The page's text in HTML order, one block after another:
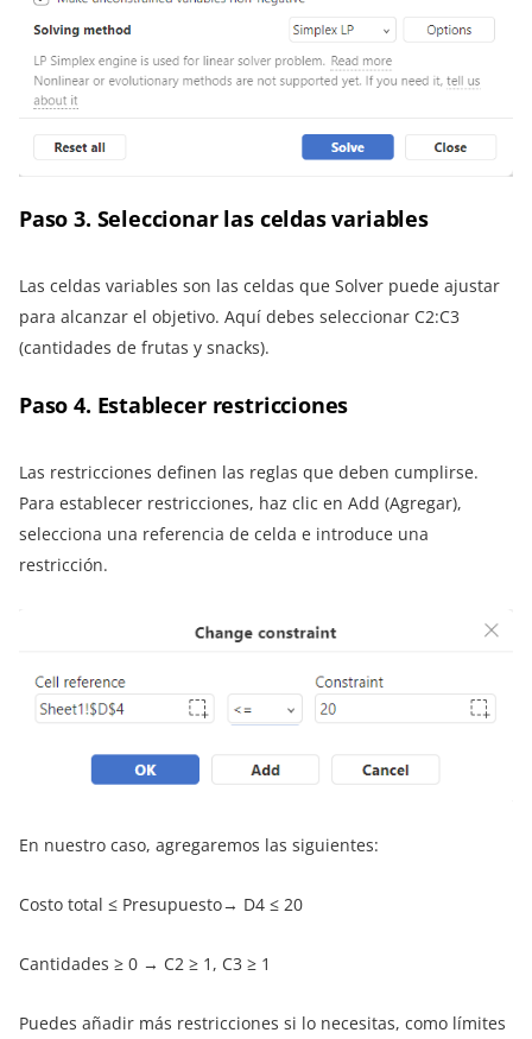
Paso 3. Seleccionar las celdas variables
Las celdas variables son las celdas que Solver puede ajustar
para alcanzar el objetivo. Aquí debes seleccionar C2:C3
(cantidades de frutas y snacks).
Paso 4. Establecer restricciones
Las restricciones definen las reglas que deben cumplirse.
Para establecer restricciones, haz clic en Add (Agregar),
selecciona una referencia de celda e introduce una
restricción.
En nuestro caso, agregaremos las siguientes:
Costo total ≤ Presupuesto→ D4 ≤ 20
Cantidades ≥ 0 → C2 ≥ 1, C3 ≥ 1
Puedes añadir más restricciones si lo necesitas, como límites